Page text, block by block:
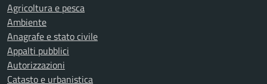
Agricoltura e pesca
Ambiente
Anagrafe e stato civile
Appalti pubblici
Autorizzazioni
Catasto e urbanistica